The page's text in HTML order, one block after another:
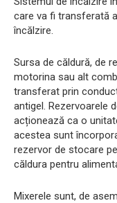
care va fi transferată
încălzire.
Sursa de căldură, de
motorina sau alt
transferat prin
antigel. Rezervoarele
acționează ca o
acestea sunt
rezervor de stocare
căldura pentru
Mixerele sunt, de